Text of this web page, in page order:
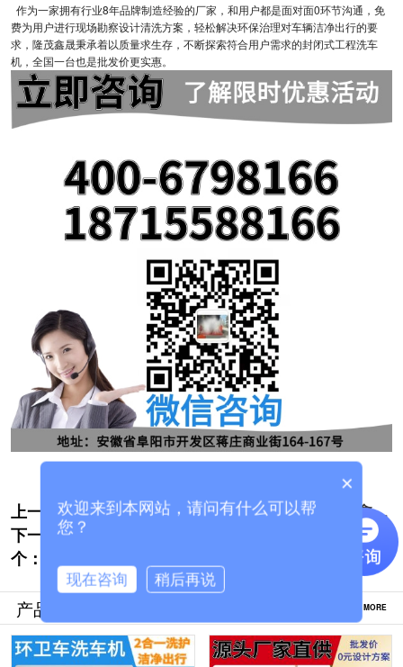
作为一家拥有行业8年品牌制造经验的厂家，和用户都是面对面0环节沟通，免
费为用户进行现场勘察设计清洗方案，轻松解决环保治理对车辆洁净出行的要
求，隆茂鑫晟秉承着以质量求生存，不断探索符合用户需求的封闭式工程洗车
机，全国一台也是批发价更实惠。
上一个: 广州搅拌站龙门式洗车机哪家便宜[隆茂鑫
晟]
下一
个：
混凝土搅拌站全封闭式洗车机厂家哪里有[隆
产品推荐 MORE
×
欢迎来到本网站，请问有什么可以帮
您？
现在咨询 稍后再说